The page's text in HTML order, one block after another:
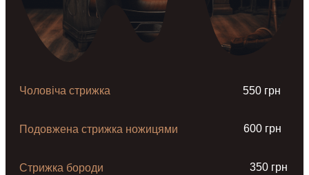
Чоловіча стрижка 550 грн
Подовжена стрижка ножицями 600 грн
Стрижка бороди 350 грн